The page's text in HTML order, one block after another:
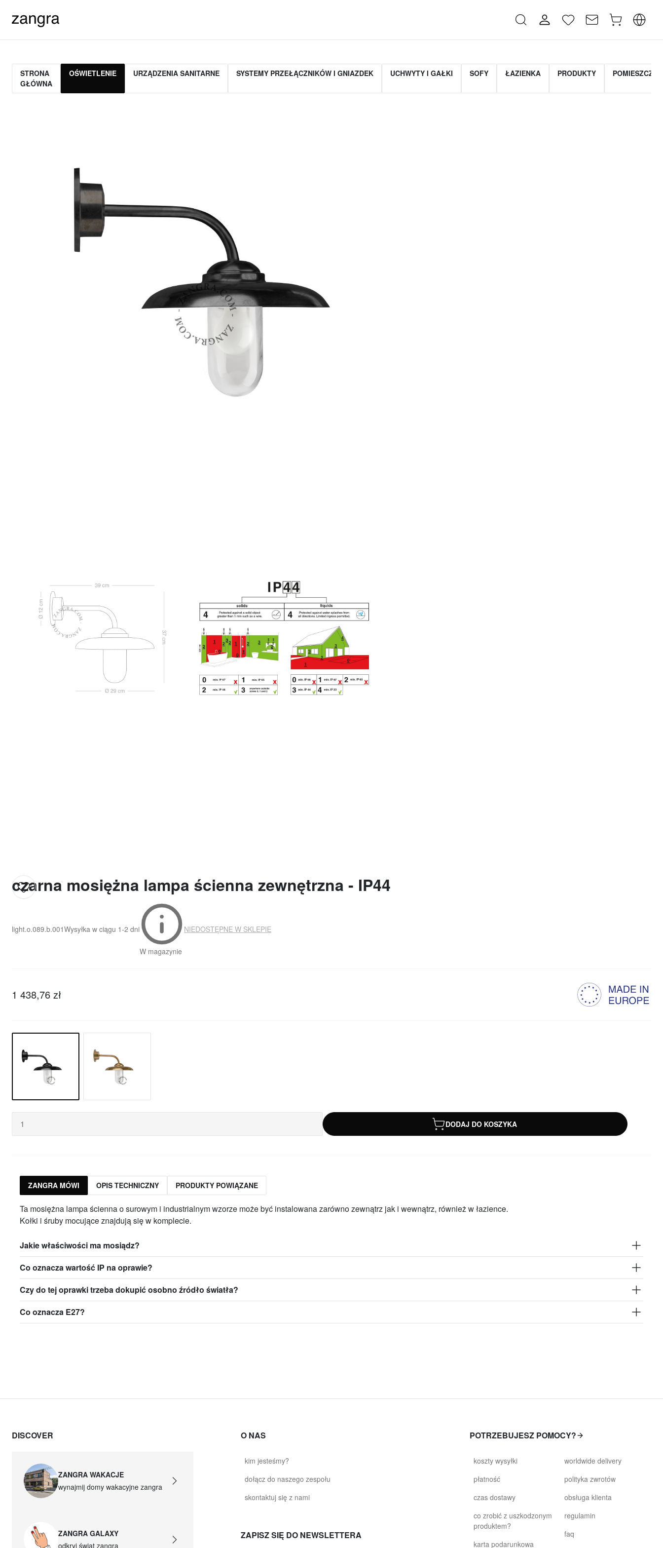
STRONA
GŁÓWNA
OŚWIETLENIE URZĄDZENIA SANITARNE SYSTEMY PRZEŁĄCZNIKÓW I GNIAZDEK UCHWYTY I GAŁKI SOFY ŁAZIENKA PRODUKTY
czarna mosiężna lampa ścienna zewnętrzna - IP44
light.o.089.b.001Wysyłka w ciągu 1-2 dni
W magazynie
NIEDOSTĘPNE W SKLEPIE
1 438,76 zł
DODAJ DO KOSZYKA
ZANGRA MÓWI OPIS TECHNICZNY PRODUKTY POWIĄZANE
Ta mosiężna lampa ścienna o surowym i industrialnym wzorze może być instalowana zarówno zewnątrz jak i wewnątrz, również w łazience.
Kołki i śruby mocujące znajdują się w komplecie.
Jakie właściwości ma mosiądz?
Co oznacza wartość IP na oprawie?
Czy do tej oprawki trzeba dokupić osobno źródło światła?
Co oznacza E27?
DISCOVER
ZANGRA WAKACJE
wynajmij domy wakacyjne zangra
ZANGRA GALAXY
odkryj świat zangra
O NAS
kim jesteśmy?
dołącz do naszego zespołu
skontaktuj się z nami
ZAPISZ SIĘ DO NEWSLETTERA
POTRZEBUJESZ POMOCY?
koszty wysyłki
płatność
czas dostawy
co zrobić z uszkodzonym
produktem?
karta podarunkowa
worldwide delivery
polityka zwrotów
obsługa klienta
regulamin
faq